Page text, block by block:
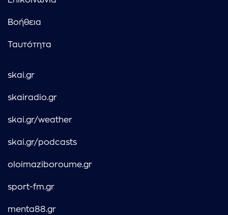
Βοήθεια
Ταυτότητα
skai.gr
skairadio.gr
skai.gr/weather
skai.gr/podcasts
oloimaziboroume.gr
sport-fm.gr
menta88.gr